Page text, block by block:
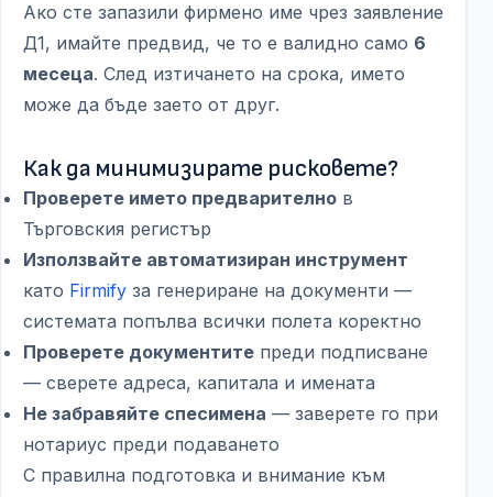
Ако сте запазили фирмено име чрез заявление
Д1, имайте предвид, че то е валидно само 6
месеца. След изтичането на срока, името
може да бъде заето от друг.
Как да минимизирате рисковете?
Проверете името предварително в
Търговския регистър
Използвайте автоматизиран инструмент
като Firmify за генериране на документи —
системата попълва всички полета коректно
Проверете документите преди подписване
— сверете адреса, капитала и имената
Не забравяйте спесимена — заверете го при
нотариус преди подаването
С правилна подготовка и внимание към